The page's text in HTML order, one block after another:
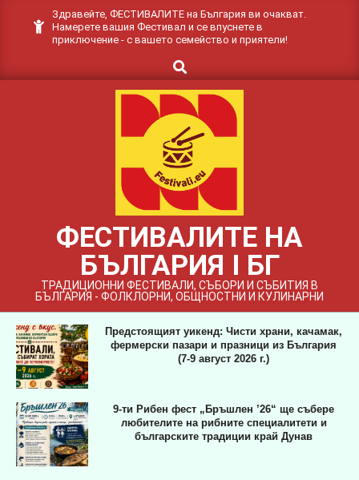
Здравейте, ФЕСТИВАЛИТЕ на България ви очакват.
Намерете вашия Фестивал и се впуснете в
приключение - с вашето семейство и приятели!
Search
ФЕСТИВАЛИТЕ НА
БЪЛГАРИЯ I БГ
ТРАДИЦИОННИ ФЕСТИВАЛИ, СЪБОРИ И СЪБИТИЯ В
БЪЛГАРИЯ - ФОЛКЛОРНИ, ОБЩНОСТНИ И КУЛИНАРНИ
Предстоящият уикенд: Чисти храни, качамак,
фермерски пазари и празници из България
(7-9 август 2026 г.)
9-ти Рибен фест „Бръшлен ’26“ ще събере
любителите на рибните специалитети и
българските традиции край Дунав